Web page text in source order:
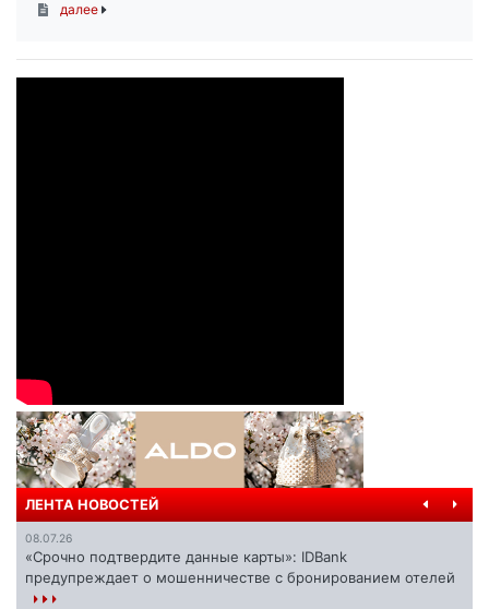
далее
ЛЕНТА НОВОСТЕЙ
08.07.26
«Срочно подтвердите данные карты»: IDBank
предупреждает о мошенничестве с бронированием отелей